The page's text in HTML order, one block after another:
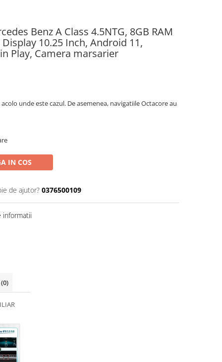
Benz A Class 4.5NTG, 8GB RAM
10.25 Inch, Android 11,
Play, Camera marsarier
unde este cazul. De asemenea, navigatiile Octacore au
IN COS
de ajutor? 0376500109
informatii
(0)